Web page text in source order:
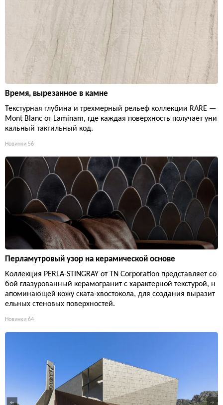
Время, вырезанное в камне
Текстурная глубина и трехмерный рельеф коллекции RARE —
Mont Blanc от Laminam, где каждая поверхность получает уни
кальный тактильный код.
Новинки 56
Перламутровый узор на керамической основе
Коллекция PERLA-STINGRAY от TN Corporation представляет со
бой глазурованный керамогранит с характерной текстурой, н
апоминающей кожу ската-хвостокола, для создания выразит
ельных стеновых поверхностей.
Новинки 64